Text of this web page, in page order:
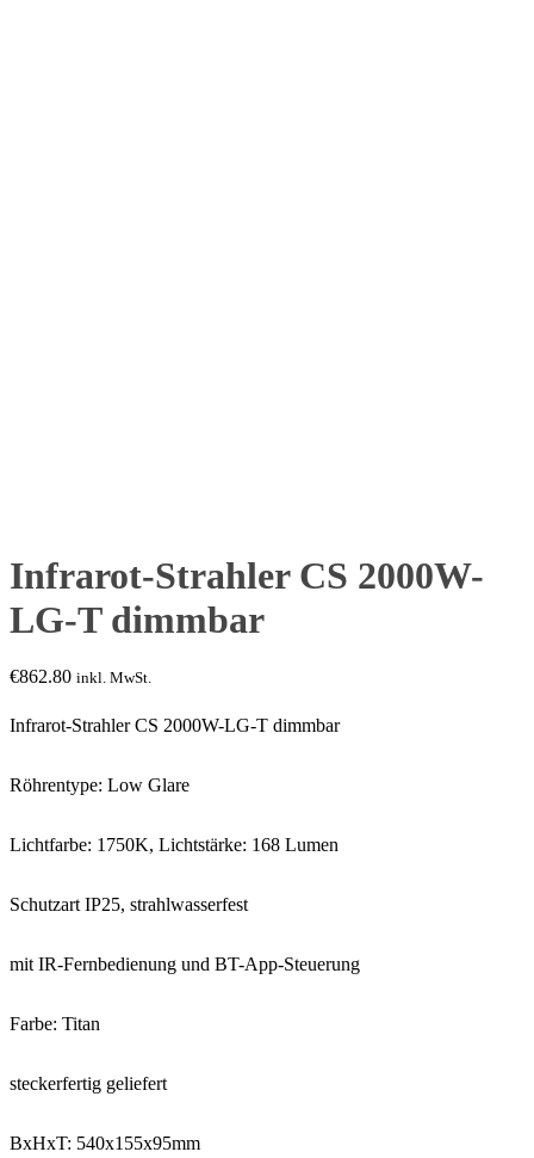
Infrarot-Strahler CS 2000W-
LG-T dimmbar
€862.80 inkl. MwSt.
Infrarot-Strahler CS 2000W-LG-T dimmbar
Röhrentype: Low Glare
Lichtfarbe: 1750K, Lichtstärke: 168 Lumen
Schutzart IP25, strahlwasserfest
mit IR-Fernbedienung und BT-App-Steuerung
Farbe: Titan
steckerfertig geliefert
BxHxT: 540x155x95mm